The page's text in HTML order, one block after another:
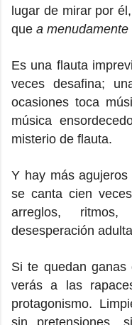
lugar de mirar por
que a menudamente
Es una flauta
veces desafina;
ocasiones toca
música
misterio de flauta.
Y hay más
se canta cien
arreglos, ritmos,
desesperación
Si te quedan
verás a las
protagonismo.
sin pretensiones,